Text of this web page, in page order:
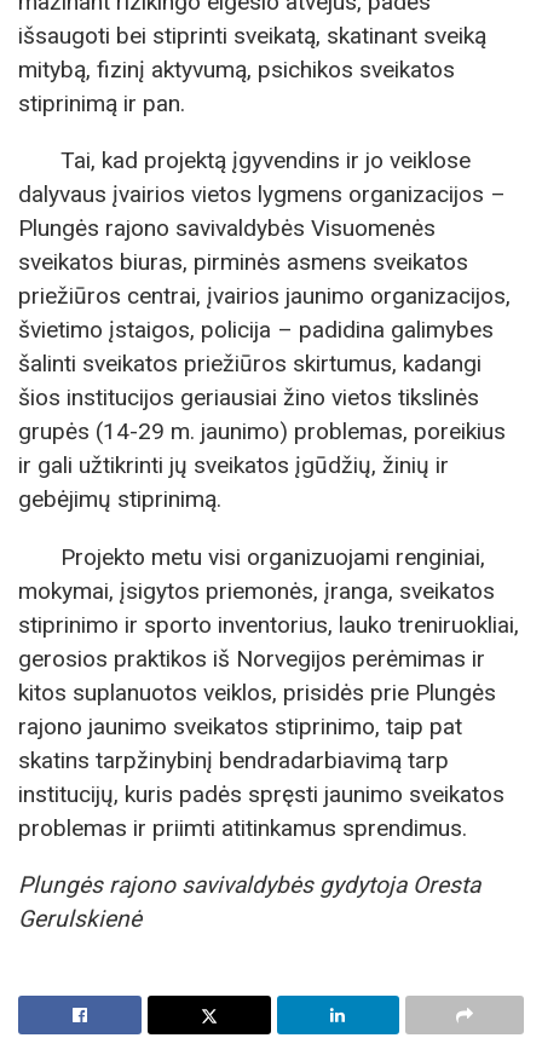
išsaugoti bei stiprinti sveikatą, skatinant sveiką
mitybą, fizinį aktyvumą, psichikos sveikatos
stiprinimą ir pan.
Tai, kad projektą įgyvendins ir jo veiklose
dalyvaus įvairios vietos lygmens organizacijos –
Plungės rajono savivaldybės Visuomenės
sveikatos biuras, pirminės asmens sveikatos
priežiūros centrai, įvairios jaunimo organizacijos,
švietimo įstaigos, policija – padidina galimybes
šalinti sveikatos priežiūros skirtumus, kadangi
šios institucijos geriausiai žino vietos tikslinės
grupės (14-29 m. jaunimo) problemas, poreikius
ir gali užtikrinti jų sveikatos įgūdžių, žinių ir
gebėjimų stiprinimą.
Projekto metu visi organizuojami renginiai,
mokymai, įsigytos priemonės, įranga, sveikatos
stiprinimo ir sporto inventorius, lauko treniruokliai,
gerosios praktikos iš Norvegijos perėmimas ir
kitos suplanuotos veiklos, prisidės prie Plungės
rajono jaunimo sveikatos stiprinimo, taip pat
skatins tarpžinybinį bendradarbiavimą tarp
institucijų, kuris padės spręsti jaunimo sveikatos
problemas ir priimti atitinkamus sprendimus.
Plungės rajono savivaldybės gydytoja Oresta
Gerulskienė